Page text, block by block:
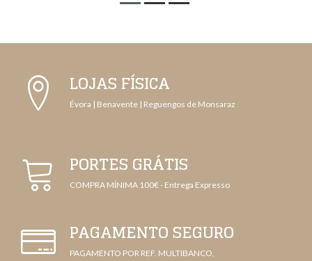
LOJAS FÍSICA
Évora | Benavente | Reguengos de Monsaraz
PORTES GRÁTIS
COMPRA MÍNIMA 100€ - Entrega Expresso
PAGAMENTO SEGURO
PAGAMENTO POR REF. MULTIBANCO,